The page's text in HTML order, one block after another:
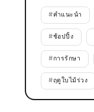
#คำแนะนำ
#ช้อปปิ้ง
#การรักษา
#ฤดูใบไม้ร่วง